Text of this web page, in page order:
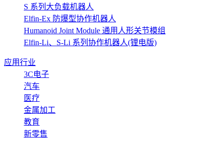
S 系列大负载机器人
Elfin-Ex 防爆型协作机器人
Humanoid Joint Module 通用人形关节模组
Elfin-Li、S-Li 系列协作机器人(锂电版)
应用行业
3C电子
汽车
医疗
金属加工
教育
新零售